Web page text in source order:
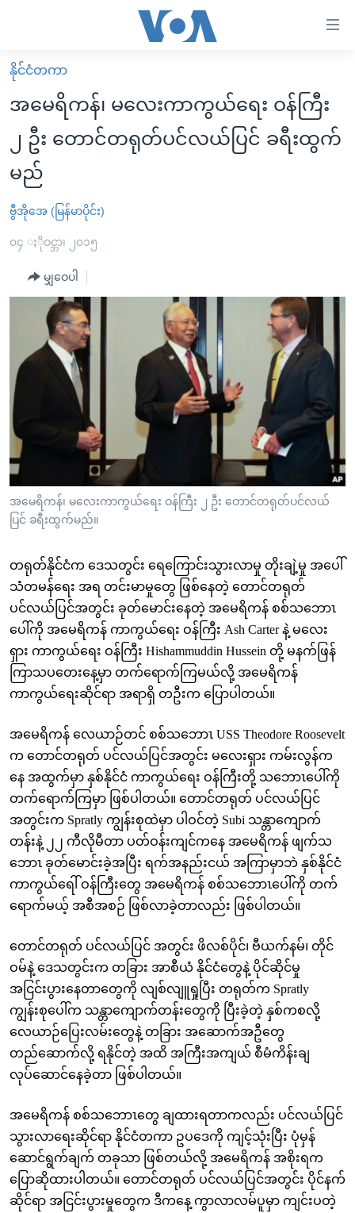
လွယ်ကူ
စေ
သည့်
Link
များ
ပင်မ
ကျော်
ကြည့်
ညွန်း
စာမျက်နှာ
သို့
ကျော်
ကြည့်
ရန်
ရှာဖွေ
ရန်
သို့
ကျော်
ရန်
မူလစာမျက်နှာ
မြန်မာ
ကမ္ဘာ့သတင်းများ
နိုင်ငံတကာ
အစ္စရေး-ပါလက်စတိုင်း
ဗွီဒီယို
အင်္ဂလိပ်စာလေ့လာမယ်
အမေရိကန်သုံးအီဒီယံ
မကြေးမုံရဲ့ အင်္ဂလိပ်စာ
ရုပ်ရှင်ထဲက အင်္ဂလိပ်စာ
သုတပဒေသာ အင်္ဂလိပ်စာ
အပတ်စဉ်ကဏ္ဍများ
ရေဒီယို
တီဗွီ
ရေဒီယိုနှင့်ရုပ်သံ အချက်အလက်များ
ရေဒီယို/တီဗွီအစီအစဉ်
Learning English
ဗွီအိုအေ လူမှုကွန်ယက်များ
ဘာသာစကားများ
နိုင်ငံတကာ
အမေရိကန်၊ မလေးကာကွယ်ရေး ဝန်ကြီး
၂ ဦး တောင်တရုတ်ပင်လယ်ပြင် ခရီးထွက်
မည်
ဗွီအိုအေ (မြန်မာပိုင်း)
၀၄ ႏိုဝင္ဘာ၊ ၂၀၁၅
မျှဝေပါ
အမေရိကန်၊ မလေးကာကွယ်ရေး ဝန်ကြီး ၂ ဦး တောင်တရုတ်ပင်လယ်
ပြင် ခရီးထွက်မည်။
တရုတ်နိုင်ငံက ဒေသတွင်း ရေကြောင်းသွားလာမှု တိုးချဲ့မှု အပေါ်
သံတမန်ရေး အရ တင်းမာမှုတွေ ဖြစ်နေတဲ့ တောင်တရုတ်
ပင်လယ်ပြင်အတွင်း ခုတ်မောင်းနေတဲ့ အမေရိကန် စစ်သဘောၤ
ပေါ်ကို အမေရိကန် ကာကွယ်ရေး ဝန်ကြီး Ash Carter နဲ့ မလေး
ရှား ကာကွယ်ရေး ဝန်ကြီး Hishammuddin Hussein တို့ မနက်ဖြန်
ကြာသပတေးနေ့မှာ တက်ရောက်ကြမယ်လို့ အမေရိကန်
ကာကွယ်ရေးဆိုင်ရာ အရာရှိ တဦးက ပြောပါတယ်။
အမေရိကန် လေယာဉ်တင် စစ်သဘောၤ USS Theodore Roosevelt
က တောင်တရုတ် ပင်လယ်ပြင်အတွင်း မလေးရှား ကမ်းလွန်က
နေ အထွက်မှာ နှစ်နိုင်ငံ ကာကွယ်ရေး ဝန်ကြီးတို့ သဘောၤပေါ်ကို
တက်ရောက်ကြမှာ ဖြစ်ပါတယ်။ တောင်တရုတ် ပင်လယ်ပြင်
အတွင်းက Spratly ကျွန်းစုထဲမှာ ပါဝင်တဲ့ Subi သန္တာကျောက်
တန်းနဲ့ ၂၂ ကီလိုမီတာ ပတ်ဝန်းကျင်ကနေ အမေရိကန် ဖျက်သ
ဘောၤ ခုတ်မောင်းခဲ့အပြီး ရက်အနည်းငယ် အကြာမှာဘဲ နှစ်နိုင်ငံ
ကာကွယ်ရေါ် ဝန်ကြီးတွေ အမေရိကန် စစ်သဘောၤပေါ်ကို တက်
ရောက်မယ့် အစီအစဉ် ဖြစ်လာခဲ့တာလည်း ဖြစ်ပါတယ်။
တောင်တရုတ် ပင်လယ်ပြင် အတွင်း ဖိလစ်ပိုင်၊ ဗီယက်နမ်၊ တိုင်
ဝမ်နဲ့ ဒေသတွင်းက တခြား အာစီယံ နိုင်ငံတွေနဲ့ ပိုင်ဆိုင်မှု
အငြင်းပွားနေတာတွေကို လျစ်လျူရှုပြီး တရုတ်က Spratly
ကျွန်းစုပေါ်က သန္တာကျောက်တန်းတွေကို ပြီးခဲ့တဲ့ နှစ်ကစလို့
လေယာဉ်ပြေးလမ်းတွေနဲ့ တခြား အဆောက်အဦတွေ
တည်ဆောက်လို့ ရနိုင်တဲ့ အထိ အကြီးအကျယ် စီမံကိန်းချ
လုပ်ဆောင်နေခဲ့တာ ဖြစ်ပါတယ်။
အမေရိကန် စစ်သဘောၤတွေ ချထားရတာကလည်း ပင်လယ်ပြင်
သွားလာရေးဆိုင်ရာ နိုင်ငံတကာ ဥပဒေကို ကျင့်သုံးပြီး ပုံမှန်
ဆောင်ရွက်ချက် တခုသာ ဖြစ်တယ်လို့ အမေရိကန် အစိုးရက
ပြောဆိုထားပါတယ်။ တောင်တရုတ် ပင်လယ်ပြင်အတွင်း ပိုင်နက်
ဆိုင်ရာ အငြင်းပွားမှုတွေက ဒီကနေ့ ကွာလာလမ်ပူမှာ ကျင်းပတဲ့